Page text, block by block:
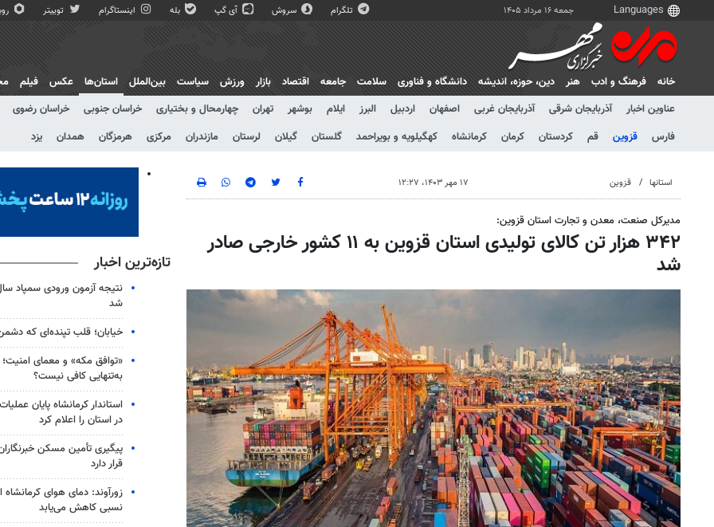
جمعه ۱۶ مرداد ۱۴۰۵ تلگرام سروش آی گپ بله اینستاگرام توییتر
خانه فرهنگ و ادب هنر دين، حوزه، انديشه دانشگاه و فناوری سلامت جامعه اقتصاد بازار ورزش سیاست بین‌الملل
استان‌ها
عناوین اخبار
آذربایجان شرقی آذربایجان غربی اصفهان اردبیل البرز ایلام بوشهر تهران چهارمحال و بختیاری خراسان جنوبی خراسان رضوی
فارس
قزوین قم کردستان کرمان کرمانشاه کهگیلویه و بویراحمد گلستان گیلان لرستان مازندران مرکزی هرمزگان همدان یزد
عکس فیلم
استانها قزوین ۱۷ مهر ۱۴۰۳، ۱۲:۲۷
مدیرکل صنعت، معدن و تجارت استان قزوین:
۳۴۲ هزار تن کالای تولیدی استان قزوین به ۱۱ کشور خارجی صادر
شد تازه‌ترین اخبار
شد
خیابان؛ قلب تپنده‌ای که
«توافق مکه» و معمای امنیت؛
به‌تنهایی کافی نیست؟
استاندار کرمانشاه پایان
در استان را اعلام کرد
پیگیری تأمین مسکن
قرار دارد
زورآوند: دمای هوای کرمانشاه
نسبی کاهش می‌یابد